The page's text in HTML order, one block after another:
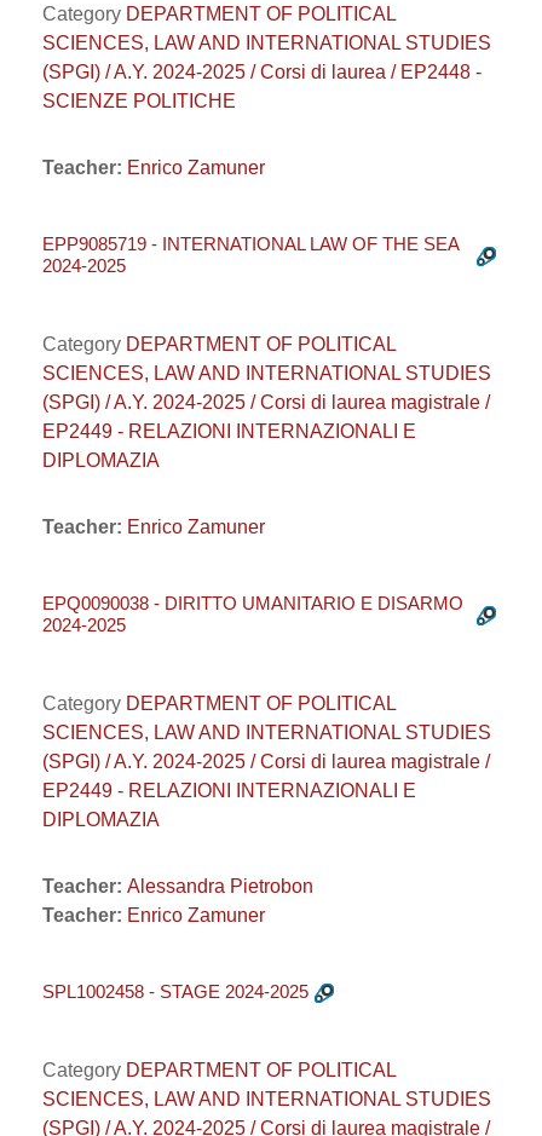
Category DEPARTMENT OF POLITICAL
SCIENCES, LAW AND INTERNATIONAL STUDIES
(SPGI) / A.Y. 2024-2025 / Corsi di laurea / EP2448 -
SCIENZE POLITICHE
Teacher: Enrico Zamuner
EPP9085719 - INTERNATIONAL LAW OF THE SEA
2024-2025
Category DEPARTMENT OF POLITICAL
SCIENCES, LAW AND INTERNATIONAL STUDIES
(SPGI) / A.Y. 2024-2025 / Corsi di laurea magistrale /
EP2449 - RELAZIONI INTERNAZIONALI E
DIPLOMAZIA
Teacher: Enrico Zamuner
EPQ0090038 - DIRITTO UMANITARIO E DISARMO
2024-2025
Category DEPARTMENT OF POLITICAL
SCIENCES, LAW AND INTERNATIONAL STUDIES
(SPGI) / A.Y. 2024-2025 / Corsi di laurea magistrale /
EP2449 - RELAZIONI INTERNAZIONALI E
DIPLOMAZIA
Teacher: Alessandra Pietrobon
Teacher: Enrico Zamuner
SPL1002458 - STAGE 2024-2025
Category DEPARTMENT OF POLITICAL
SCIENCES, LAW AND INTERNATIONAL STUDIES
(SPGI) / A.Y. 2024-2025 / Corsi di laurea magistrale /